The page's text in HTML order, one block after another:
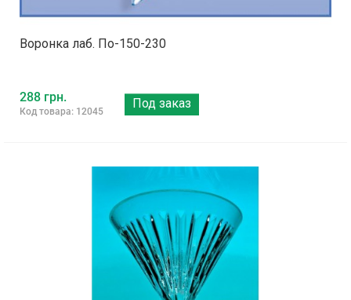
Воронка лаб. По-150-230
288 грн.
Код товара: 12045
Под заказ